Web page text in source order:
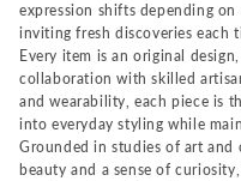
expression shifts depending
inviting fresh discoveries each
Every item is an original
collaboration with skilled
and wearability, each piece is
into everyday styling while
Grounded in studies of art and
beauty and a sense of